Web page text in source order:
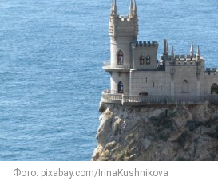
Фото: pixabay.com/IrinaKushnikova